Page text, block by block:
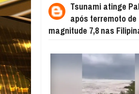
FILIPINASTsunami atinge
após terremoto de
magnitude 7,8 nas